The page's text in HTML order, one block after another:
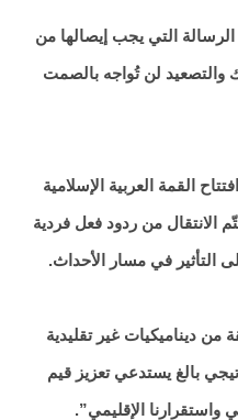
التي يجب إيصالها من
والتصعيد لن تُواجه بالصمت
القمة العربية الإسلامية
الانتقال من ردود فعل فردية
في مسار الأحداث.
ديناميكيات غير تقليدية
بالغ يستدعي تعزيز قيم
واستقرارنا الإقليمي”.